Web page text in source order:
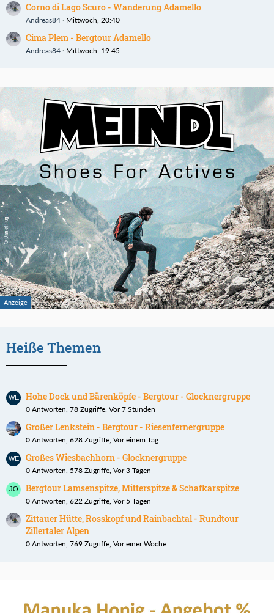
Corno di Lago Scuro - Wanderung Adamello
Andreas84 Mittwoch, 20:40
Cima Plem - Bergtour Adamello
Andreas84 Mittwoch, 19:45
Heiße Themen
Hohe Dock und Bärenköpfe - Bergtour - Glocknergruppe
0 Antworten, 78 Zugriffe, Vor 7 Stunden
Großer Lenkstein - Bergtour - Riesenfernergruppe
0 Antworten, 628 Zugriffe, Vor einem Tag
Großes Wiesbachhorn - Glocknergruppe
0 Antworten, 578 Zugriffe, Vor 3 Tagen
Bergtour Lamsenspitze, Mitterspitze & Schafkarspitze
0 Antworten, 622 Zugriffe, Vor 5 Tagen
Zittauer Hütte, Rosskopf und Rainbachtal - Rundtour
Zillertaler Alpen
0 Antworten, 769 Zugriffe, Vor einer Woche